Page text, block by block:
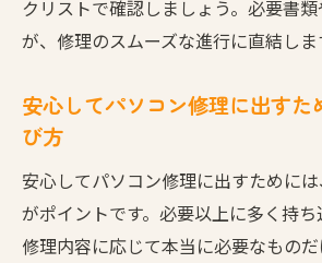
クリストで確認しましょう。必要書
が、修理のスムーズな進行に直結しま
安心してパソコン修理に出すた
び方
安心してパソコン修理に出すために
がポイントです。必要以上に多く持ち
修理内容に応じて本当に必要なもの